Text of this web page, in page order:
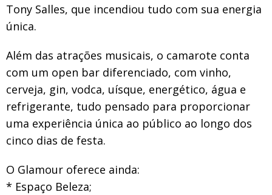
Tony Salles, que incendiou tudo com sua energia
única.
Além das atrações musicais, o camarote conta
com um open bar diferenciado, com vinho,
cerveja, gin, vodca, uísque, energético, água e
refrigerante, tudo pensado para proporcionar
uma experiência única ao público ao longo dos
cinco dias de festa.
O Glamour oferece ainda:
* Espaço Beleza;